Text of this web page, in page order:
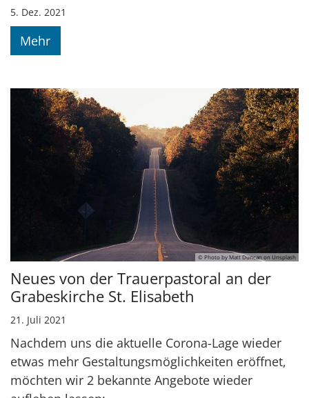
5. Dez. 2021
Mehr
© Photo by Matt Duncan on Unsplash
Neues von der Trauerpastoral an der
Grabeskirche St. Elisabeth
21. Juli 2021
Nachdem uns die aktuelle Corona-Lage wieder
etwas mehr Gestaltungsmöglichkeiten eröffnet,
möchten wir 2 bekannte Angebote wieder